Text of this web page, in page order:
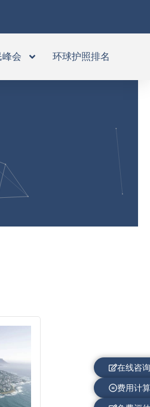
峰会 环球护照排名
在线咨询
费用计算